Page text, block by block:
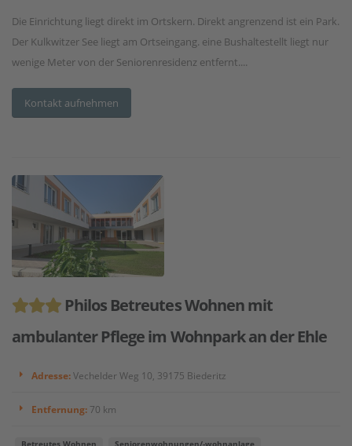
Die Einrichtung liegt direkt im Ortskern. Direkt angrenzend ist ein Park.
Der Kulkwitzer See liegt am Ortseingang. eine Bushaltestellt liegt nur
wenige Meter von der Seniorenresidenz entfernt....
Kontakt aufnehmen
Philos Betreutes Wohnen mit
ambulanter Pflege im Wohnpark an der Ehle
Adresse:Vechelder Weg 10, 39175 Biederitz
Entfernung: 70 km
Betreutes Wohnen Seniorenwohnungen/-wohnanlage